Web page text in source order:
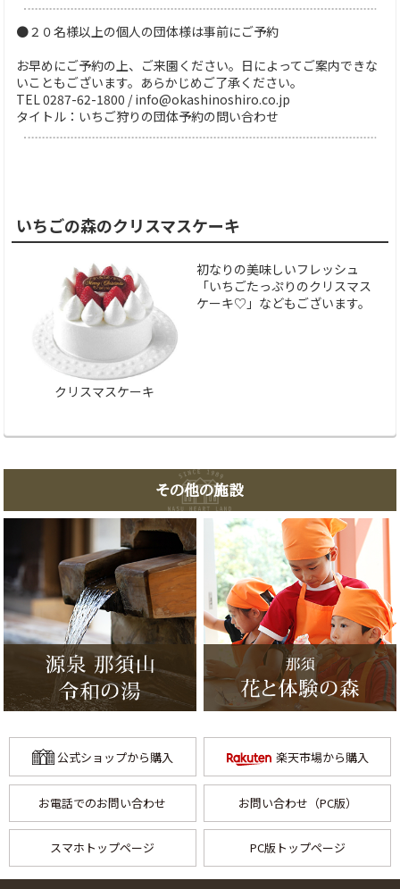
●２０名様以上の個人の団体様は事前にご予約
お早めにご予約の上、ご来園ください。日によってご案内できな
いこともございます。あらかじめご了承ください。
TEL 0287-62-1800 / info@okashinoshiro.co.jp
タイトル：いちご狩りの団体予約の問い合わせ
いちごの森のクリスマスケーキ
クリスマスケーキ
初なりの美味しいフレッシュ
「いちごたっぷりのクリスマス
ケーキ♡」などもございます。
その他の施設
公式ショップから購入 楽天市場から購入
お電話でのお問い合わせ お問い合わせ（PC版）
スマホトップページ PC版トップページ